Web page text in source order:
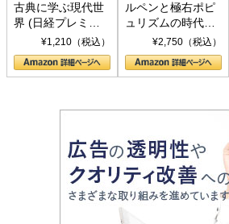
古典に学ぶ現代世
界 (日経プレミア
シリーズ)¥1,210（税込）
ルペンと極右ポピ
ュリズムの時代：
〈ヤヌス〉の二つ
の顔
¥2,750（税込）